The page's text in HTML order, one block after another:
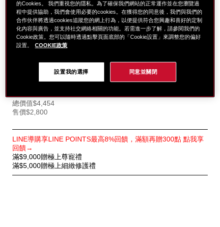
細
節
https://www.global-
shiseido.com.tw/
%E8%B2%B71%E9%80%813-
項
目
編
號。
SB000003313
＃No.1冠軍乳霜王
保濕修護，一抹彈潤亮！
百優精純乳霜 50mL
百優精純乳霜 7mL x2
總價值$4,454
售價$2,800
別
優
惠
LINE導購享LINE POINTS最高8%回饋，滿額再贈300點 點我享
回饋→
滿$9,000贈極上尊寵禮
滿$5,000贈極上細緻修護禮
的Cookies。 我們重視您的隱私。為了確保我們網站的正常運作並在您瀏覽過
程中提供協助，我們會使用必要的cookies。在獲得您的同意後，我們與我們的
合作伙伴將透過cookies追蹤您的網上行為，以便提供符合您興趣和喜好的定制
化內容與廣告，並支持社交網絡相關的功能。若需進一步了解，請參閱我們的
Cookie政策。您可以隨時透過點擊頁面底部的「Cookie設置」來調整您的偏好
設置。
COOKIE政策
設置我的選擇 同意並關閉